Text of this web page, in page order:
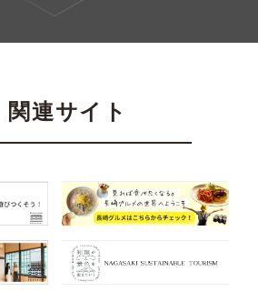
関連サイト